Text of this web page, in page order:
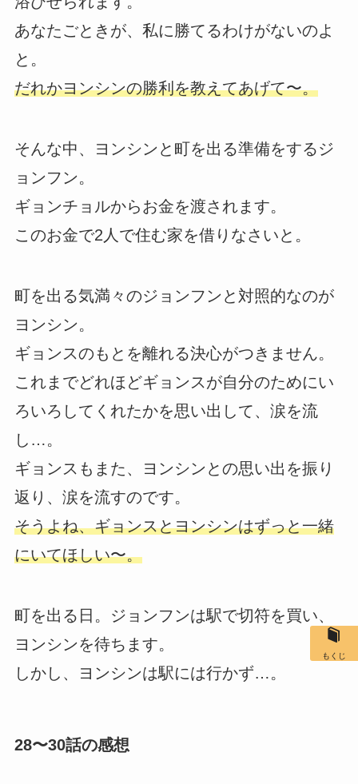
あなたごときが、私に勝てるわけがないのよ
と。
だれかヨンシンの勝利を教えてあげて〜。
そんな中、ヨンシンと町を出る準備をするジ
ョンフン。
ギョンチョルからお金を渡されます。
このお金で2人で住む家を借りなさいと。
町を出る気満々のジョンフンと対照的なのが
ヨンシン。
ギョンスのもとを離れる決心がつきません。
これまでどれほどギョンスが自分のためにい
ろいろしてくれたかを思い出して、涙を流
し…。
ギョンスもまた、ヨンシンとの思い出を振り
返り、涙を流すのです。
そうよね、ギョンスとヨンシンはずっと一緒
にいてほしい〜。
町を出る日。ジョンフンは駅で切符を買い、
ヨンシンを待ちます。
しかし、ヨンシンは駅には行かず…。
28〜30話の感想
もくじ